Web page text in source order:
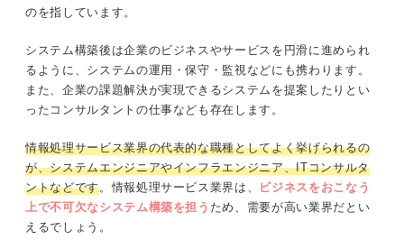
のを指しています。
システム構築後は企業のビジネスやサービスを円滑に進められ
るように、システムの運用・保守・監視などにも携わります。
また、企業の課題解決が実現できるシステムを提案したりとい
ったコンサルタントの仕事なども存在します。
情報処理サービス業界の代表的な職種としてよく挙げられるの
が、システムエンジニアやインフラエンジニア、ITコンサルタ
ントなどです。情報処理サービス業界は、
ビジネスをおこなう
上で不可欠なシステム構築を担う ため、需要が高い業界だとい
えるでしょう。